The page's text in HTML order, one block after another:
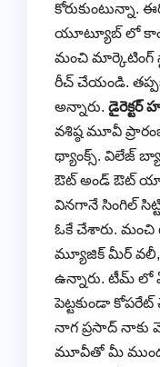
కోరుకుంటున్నా.
యూట్యూబ్ లో
మంచి మార్కెటింగ్
రీచ్ చేయండి.
అన్నారు.
వశిష్ఠ మూవీ
థ్యాంక్స్. విలేజ్
ఔట్ అండ్ ఔట్
వినగానే సింగిల్
ఓకే చేశారు. మంచి
మ్యూజిక్ మీర్ వలీ,
ఉన్నారు. టీమ్ లో
పెట్టకుండా
నాగ ప్రసాద్ నాకు
మూవీతో మీ